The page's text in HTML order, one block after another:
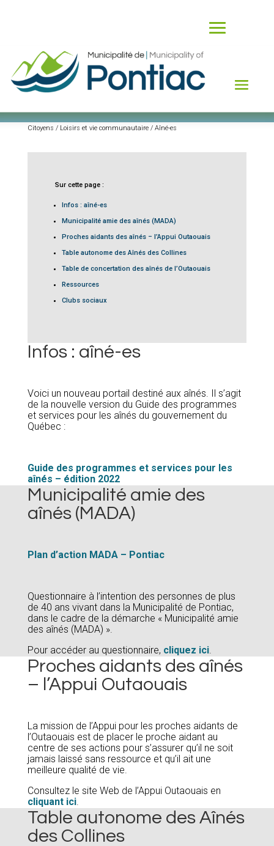
Citoyens / Loisirs et vie communautaire / Aîné-es
Sur cette page :
Infos : aîné-es
Municipalité amie des aînés (MADA)
Proches aidants des aînés – l’Appui Outaouais
Table autonome des Aînés des Collines
Table de concertation des aînés de l’Outaouais
Ressources
Clubs sociaux
Infos : aîné-es
Voici un nouveau portail destiné aux aînés. Il s’agit
de la nouvelle version du Guide des programmes
et services pour les aînés du gouvernement du
Québec :
Guide des programmes et services pour les
aînés – édition 2022
Municipalité amie des
aînés (MADA)
Plan d’action MADA – Pontiac
Questionnaire à l’intention des personnes de plus
de 40 ans vivant dans la Municipalité de Pontiac,
dans le cadre de la démarche « Municipalité amie
des aînés (MADA) ».
Pour accéder au questionnaire, cliquez ici.
Proches aidants des aînés
– l’Appui Outaouais
La mission de l’Appui pour les proches aidants de
l’Outaouais est de placer le proche aidant au
centre de ses actions pour s’assurer qu’il ne soit
jamais laissé sans ressource et qu’il ait une
meilleure qualité de vie.
Consultez le site Web de l’Appui Outaouais en
cliquant ici.
Table autonome des Aînés
des Collines